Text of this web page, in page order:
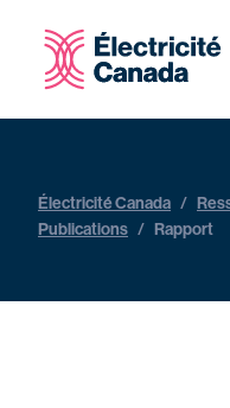
Électricité Canada /
Publications / Rapport